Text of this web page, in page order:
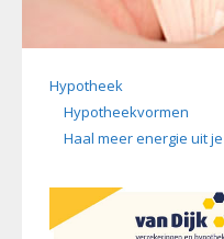
Hypotheek
Hypotheekvormen
Haal meer energie uit